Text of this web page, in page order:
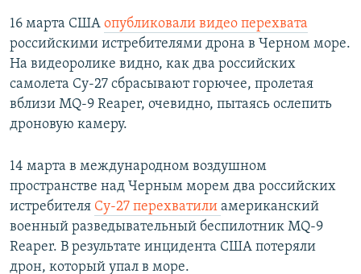
16 марта США опубликовали видео перехвата
российскими истребителями дрона в Черном море.
На видеоролике видно, как два российских
самолета Су-27 сбрасывают горючее, пролетая
вблизи MQ-9 Reaper, очевидно, пытаясь ослепить
дроновую камеру.
14 марта в международном воздушном
пространстве над Черным морем два российских
истребителя Су-27 перехватили американский
военный разведывательный беспилотник MQ-9
Reaper. В результате инцидента США потеряли
дрон, который упал в море.